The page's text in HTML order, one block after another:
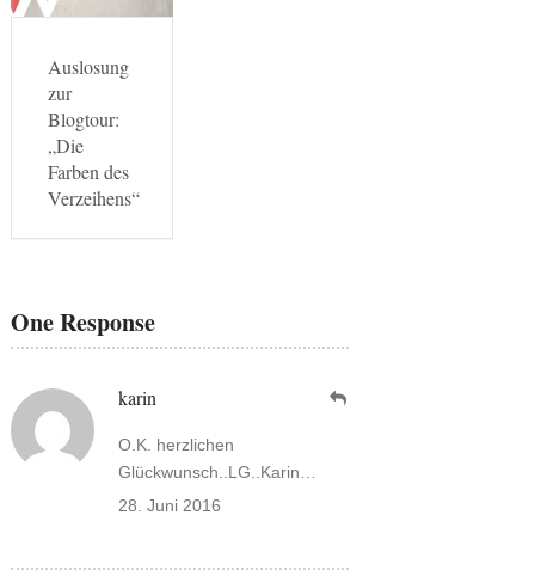
Auslosung
zur
Blogtour:
„Die
Farben des
Verzeihens“
One Response
karin
O.K. herzlichen
Glückwunsch..LG..Karin…
28. Juni 2016